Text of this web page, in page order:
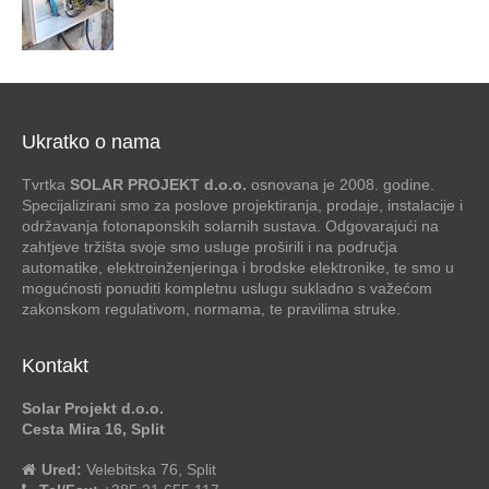
Ukratko o nama
Tvrtka SOLAR PROJEKT d.o.o. osnovana je 2008. godine.
Specijalizirani smo za poslove projektiranja, prodaje, instalacije i
održavanja fotonaponskih solarnih sustava. Odgovarajući na
zahtjeve tržišta svoje smo usluge proširili i na područja
automatike, elektroinženjeringa i brodske elektronike, te smo u
mogućnosti ponuditi kompletnu uslugu sukladno s važećom
zakonskom regulativom, normama, te pravilima struke.
Kontakt
Solar Projekt d.o.o.
Cesta Mira 16, Split
Ured: Velebitska 76, Split